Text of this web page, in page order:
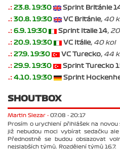
.: 23.8. 19:30 Sprint Británie
.: 30.8. 19:30 VC Británie, 40
.: 6.9. 19:30 Sprint Italie 14,
.: 20.9. 19:30 VC Itálie, 40 kol
.: 27.9. 19:30 VC Turecko, 44
.: 29.9. 19:30 Sprint Turecko
.: 4.10. 19:30 Sprint
SHOUTBOX
Martin Slezar - 07.08 - 20:17
Prosím o urychlení přihlášek na novou
již nebudou moci vybírat sedačku
Přednostně se budou obsazovat
nejslabších týmů. Rozdělení týmů 16.7.